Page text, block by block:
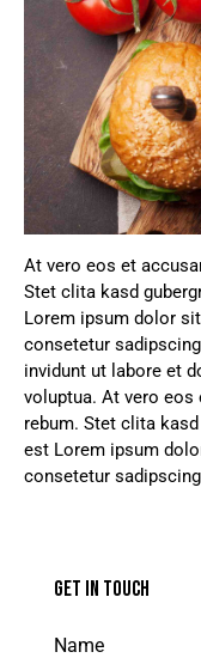
At vero eos et
Stet clita kasd
Lorem ipsum dolor
consetetur
invidunt ut labore et
voluptua. At vero
rebum. Stet clita
est Lorem ipsum
consetetur
GET IN TOUCH